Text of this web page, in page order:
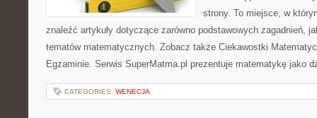
strony. To miejsce, w
znaleźć artykuły dotyczące zarówno podstawowych zagadnień,
tematów matematycznych. Zobacz także Ciekawostki
Egzaminie. Serwis SuperMatma.pl prezentuje matematykę jako
CATEGORIES: WENECJA